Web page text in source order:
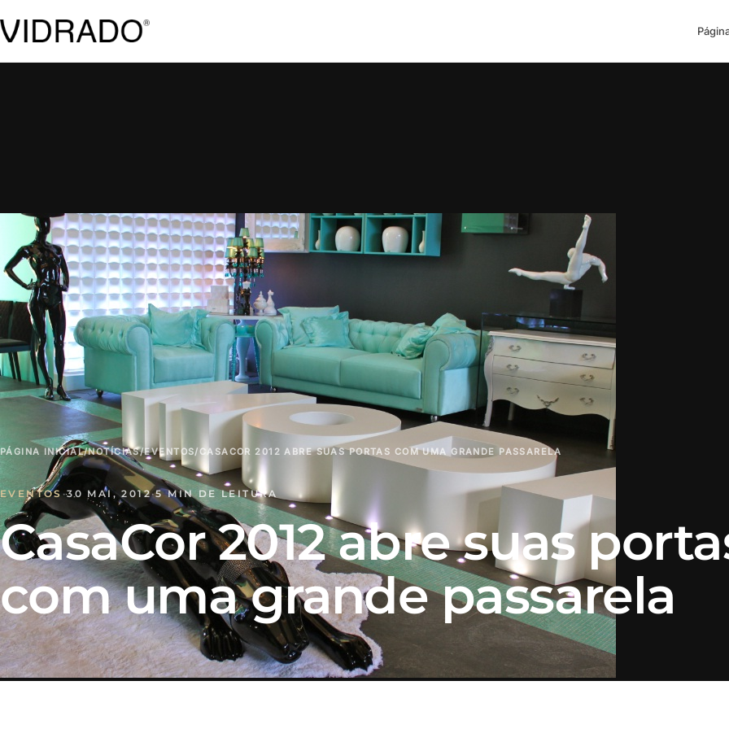
PÁGINA INICIAL/NOTÍCIAS/EVENTOS/CASACOR 2012 ABRE SUAS PORTAS COM UMA GRANDE PASSARELA
EVENTOS·30 MAI, 2012·5 MIN DE LEITURA
CasaCor 2012 abre suas
com uma grande passarela